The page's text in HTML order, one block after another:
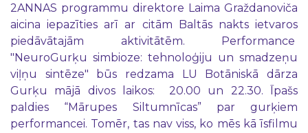
2ANNAS programmu direktore Laima Graždanoviča
aicina iepazīties arī ar citām Baltās nakts ietvaros
piedāvātajām aktivitātēm. Performance
"NeuroGurķu simbioze: tehnoloģiju un smadzeņu
viļņu sintēze" būs redzama LU Botāniskā dārza
Gurķu mājā divos laikos: 20.00 un 22.30. Īpašs
paldies “Mārupes Siltumnīcas” par gurķiem
performancei. Tomēr, tas nav viss, ko mēs kā īsfilmu